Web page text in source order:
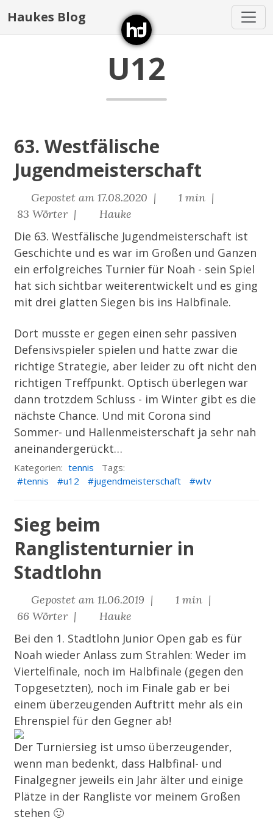
Haukes Blog
U12
63. Westfälische
Jugendmeisterschaft
Gepostet am 17.08.2020 |
1 min |
83 Wörter |
Hauke
Die 63. Westfälische Jugendmeisterschaft ist
Geschichte und es war im Großen und Ganzen
ein erfolgreiches Turnier für Noah - sein Spiel
hat sich sichtbar weiterentwickelt und es ging
mit drei glatten Siegen bis ins Halbfinale.
Dort musste er gegen einen sehr passiven
Defensivspieler spielen und hatte zwar die
richtige Strategie, aber leider zu oft nicht den
richtigen Treffpunkt. Optisch überlegen war
dann trotzdem Schluss - im Winter gibt es die
nächste Chance. Und mit Corona sind
Sommer- und Hallenmeisterschaft ja sehr nah
aneinandergerückt…
Kategorien: tennis
Tags:
tennis
u12 jugendmeisterschaft wtv
Sieg beim
Ranglistenturnier in
Stadtlohn
Gepostet am 11.06.2019 |
1 min |
66 Wörter |
Hauke
Bei den 1. Stadtlohn Junior Open gab es für
Noah wieder Anlass zum Strahlen: Weder im
Viertelfinale, noch im Halbfinale (gegen den
Topgesetzten), noch im Finale gab er bei
einem überzeugenden Auftritt mehr als ein
Ehrenspiel für den Gegner ab!
Der Turniersieg ist umso überzeugender,
wenn man bedenkt, dass Halbfinal- und
Finalgegner jeweils ein Jahr älter und einige
Plätze in der Rangliste vor meinem Großen
stehen 🙂